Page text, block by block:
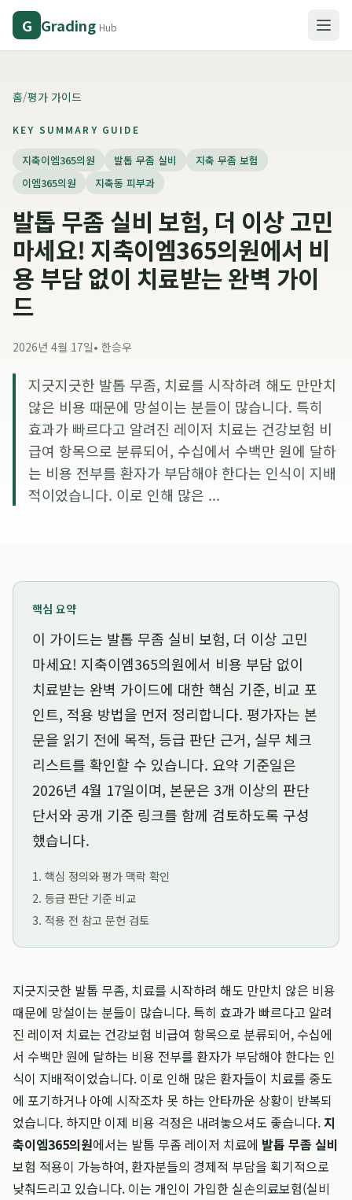
G Grading Hub
홈/평가 가이드
KEY SUMMARY GUIDE
지축이엠365의원 발톱 무좀 실비
지축 무좀 보험
이엠365의원
지축동 피부과
발톱 무좀 실비 보험, 더 이상 고민
마세요! 지축이엠365의원에서 비
용 부담 없이 치료받는 완벽 가이
드
2026년 4월 17일• 한승우
지긋지긋한 발톱 무좀, 치료를 시작하려 해도 만만치
않은 비용 때문에 망설이는 분들이 많습니다. 특히
효과가 빠르다고 알려진 레이저 치료는 건강보험 비
급여 항목으로 분류되어, 수십에서 수백만 원에 달하
는 비용 전부를 환자가 부담해야 한다는 인식이 지배
적이었습니다. 이로 인해 많은 ...
핵심 요약
이 가이드는 발톱 무좀 실비 보험, 더 이상 고민
마세요! 지축이엠365의원에서 비용 부담 없이
치료받는 완벽 가이드에 대한 핵심 기준, 비교 포
인트, 적용 방법을 먼저 정리합니다. 평가자는 본
문을 읽기 전에 목적, 등급 판단 근거, 실무 체크
리스트를 확인할 수 있습니다. 요약 기준일은
2026년 4월 17일이며, 본문은 3개 이상의 판단
단서와 공개 기준 링크를 함께 검토하도록 구성
했습니다.
1. 핵심 정의와 평가 맥락 확인
2. 등급 판단 기준 비교
3. 적용 전 참고 문헌 검토
지긋지긋한 발톱 무좀, 치료를 시작하려 해도 만만치 않은 비용
때문에 망설이는 분들이 많습니다. 특히 효과가 빠르다고 알려
진 레이저 치료는 건강보험 비급여 항목으로 분류되어, 수십에
서 수백만 원에 달하는 비용 전부를 환자가 부담해야 한다는 인
식이 지배적이었습니다. 이로 인해 많은 환자들이 치료를 중도
에 포기하거나 아예 시작조차 못 하는 안타까운 상황이 반복되
었습니다. 하지만 이제 비용 걱정은 내려놓으셔도 좋습니다. 지
축이엠365의원에서는 발톱 무좀 레이저 치료에 발톱 무좀 실비
보험 적용이 가능하여, 환자분들의 경제적 부담을 획기적으로
낮춰드리고 있습니다. 이는 개인이 가입한 실손의료보험(실비